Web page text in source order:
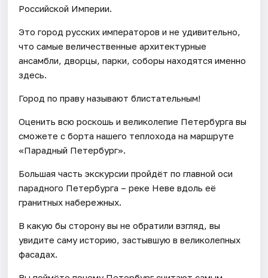
Российской Империи.
Это город русских императоров и не удивительно,
что самые величественные архитектурные
ансамбли, дворцы, парки, соборы находятся именно
здесь.
Город по праву называют блистательным!
Оценить всю роскошь и великолепие Петербурга вы
сможете с борта нашего теплохода на маршруте
«Парадный Петербург».
Большая часть экскурсии пройдёт по главной оси
парадного Петербурга – реке Неве вдоль её
гранитных набережных.
В какую бы сторону вы не обратили взгляд, вы
увидите саму историю, застывшую в великолепных
фасадах.